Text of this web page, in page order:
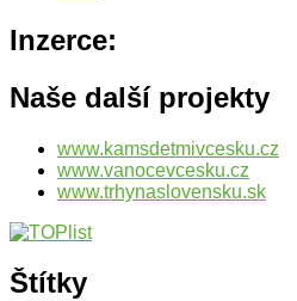
Inzerce:
Naše další projekty
www.kamsdetmivcesku.cz
www.vanocevcesku.cz
www.trhynaslovensku.sk
Štítky